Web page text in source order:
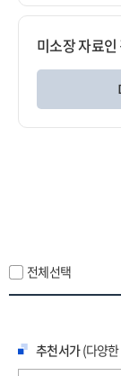
미소장 자료
전체선택
추천서가(다양